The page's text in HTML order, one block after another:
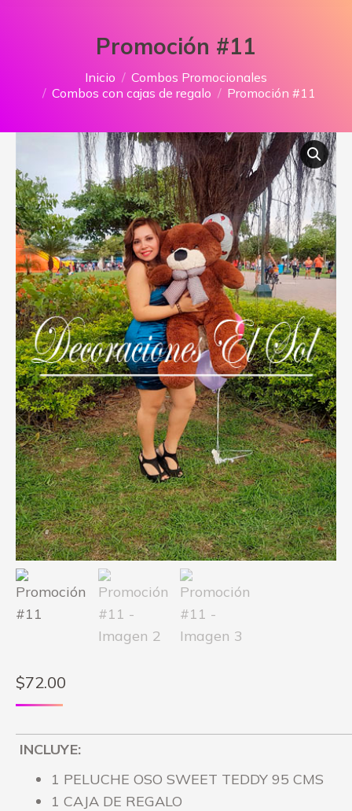
Promoción #11
Estás aquí:Inicio
Combos Promocionales
Combos con cajas de regalo
Promoción #11
$72.00
INCLUYE:
1 PELUCHE OSO SWEET TEDDY 95 CMS
1 CAJA DE REGALO